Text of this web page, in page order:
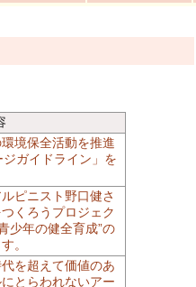
境保全活動を推進
ガイドライン」を
ピニスト野口健さ
くろうプロジェク
少年の健全育成”の
。
を超えて価値のあ
とらわれないアー